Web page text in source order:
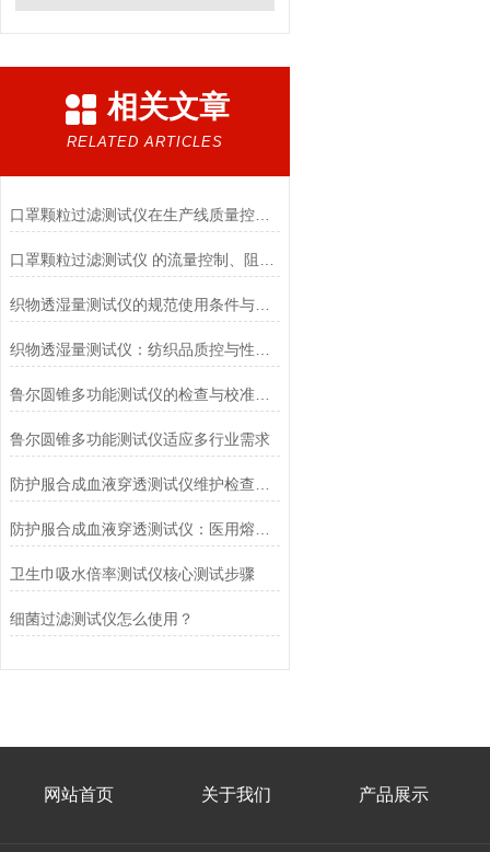
相关文章
RELATED ARTICLES
口罩颗粒过滤测试仪在生产线质量控制与研发筛选中的实战价值
织物透湿量测试仪的规范使用条件与数据保障前提
鲁尔圆锥多功能测试仪的检查与校准流程
鲁尔圆锥多功能测试仪适应多行业需求
卫生巾吸水倍率测试仪核心测试步骤
细菌过滤测试仪怎么使用？
网站首页 关于我们 产品展示